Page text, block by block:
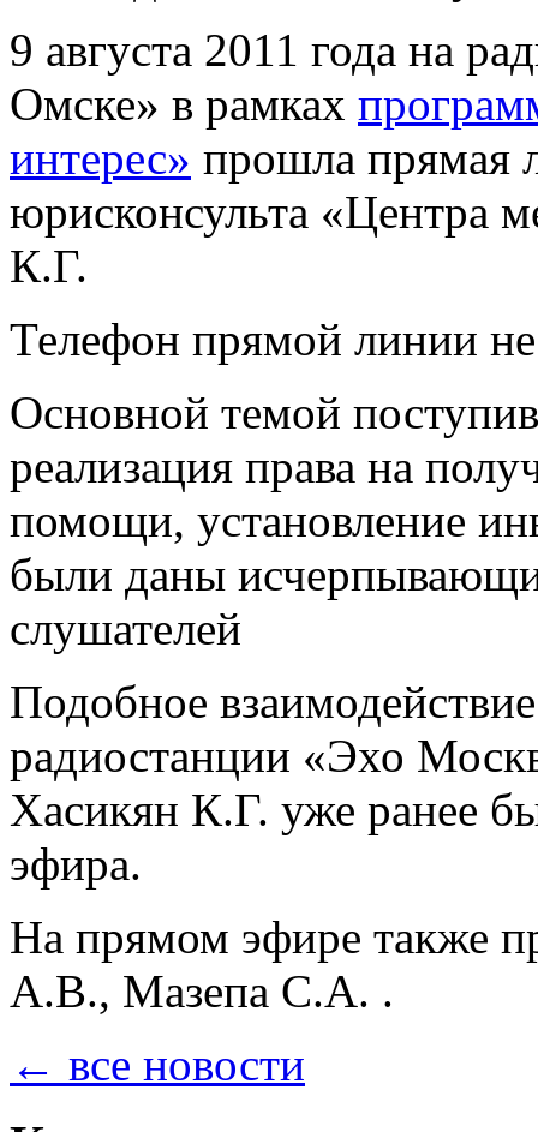
9 августа 2011 года на
Омске» в рамках
интерес» прошла прямая
юрисконсульта «Центра
К.Г.
Телефон прямой линии
Основной темой
реализация права на
помощи, установление
были даны
слушателей
Подобное
радиостанции «Эхо
Хасикян К.Г. уже ранее
эфира.
На прямом эфире также
А.В., Мазепа С.А. .
← все новости